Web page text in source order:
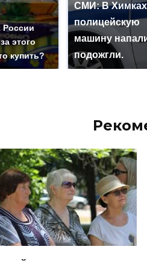
России
этого
купить?
СМИ: В
полицейскую
машину
подожгли.